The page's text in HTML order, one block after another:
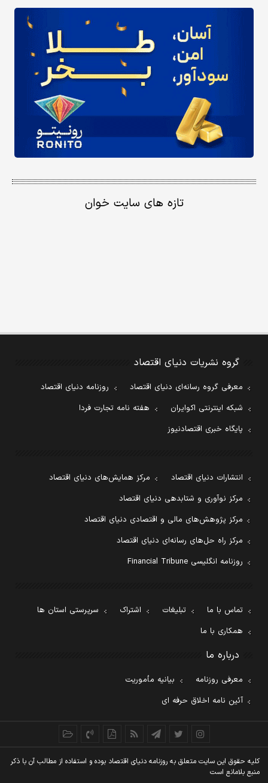
تازه های سایت خوان
گروه نشریات دنیای اقتصاد
معرفی گروه رسانه‌ای دنیای اقتصاد
روزنامه دنیای اقتصاد
شبکه اینترنتی اکوایران
هفته نامه تجارت فردا
پایگاه خبری اقتصادنیوز
انتشارات دنیای اقتصاد
مرکز همایش‌های دنیای اقتصاد
مرکز نوآوری و شتابدهی دنیای اقتصاد
مرکز پژوهش‌های مالی و اقتصادی دنیای اقتصاد
مرکز راه حل‌های رسانه‌ای دنیای اقتصاد
روزنامه انگلیسی Financial Tribune
تماس با ما تبلیغات اشتراک
سرپرستی استان ها
همکاری با ما
درباره ما
معرفی روزنامه
بیانیه مأموریت
آئین نامه اخلاق حرفه ای
کليه حقوق اين سايت متعلق به روزنامه دنيای اقتصاد بوده و استفاده از مطالب آن با ذکر
منبع بلامانع است